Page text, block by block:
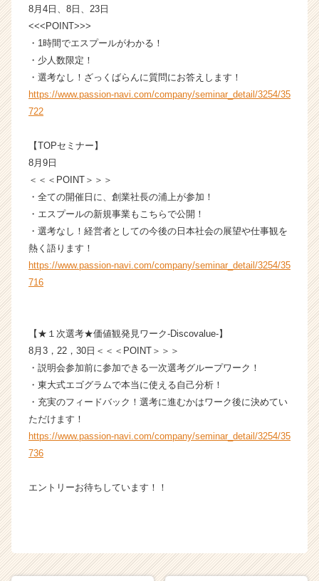
ャ
ア
h
r
e
r）
8月4日、8日、23日
<<<POINT>>>
・1時間でエスプールがわかる！
・少人数限定！
・選考なし！ざっくばらんに質問にお答えします！
https://www.passion-navi.com/company/seminar_detail/3254/35
722
【TOPセミナー】
8月9日
＜＜＜POINT＞＞＞
・全ての開催日に、創業社長の浦上が参加！
・エスプールの新規事業もこちらで公開！
・選考なし！経営者としての今後の日本社会の展望や仕事観を
熱く語ります！
https://www.passion-navi.com/company/seminar_detail/3254/35
716
【★１次選考★価値観発見ワーク-Discovalue-】
8月3，22，30日＜＜＜POINT＞＞＞
・説明会参加前に参加できる一次選考グループワーク！
・東大式エゴグラムで本当に使える自己分析！
・充実のフィードバック！選考に進むかはワーク後に決めてい
ただけます！
https://www.passion-navi.com/company/seminar_detail/3254/35
736
エントリーお待ちしています！！